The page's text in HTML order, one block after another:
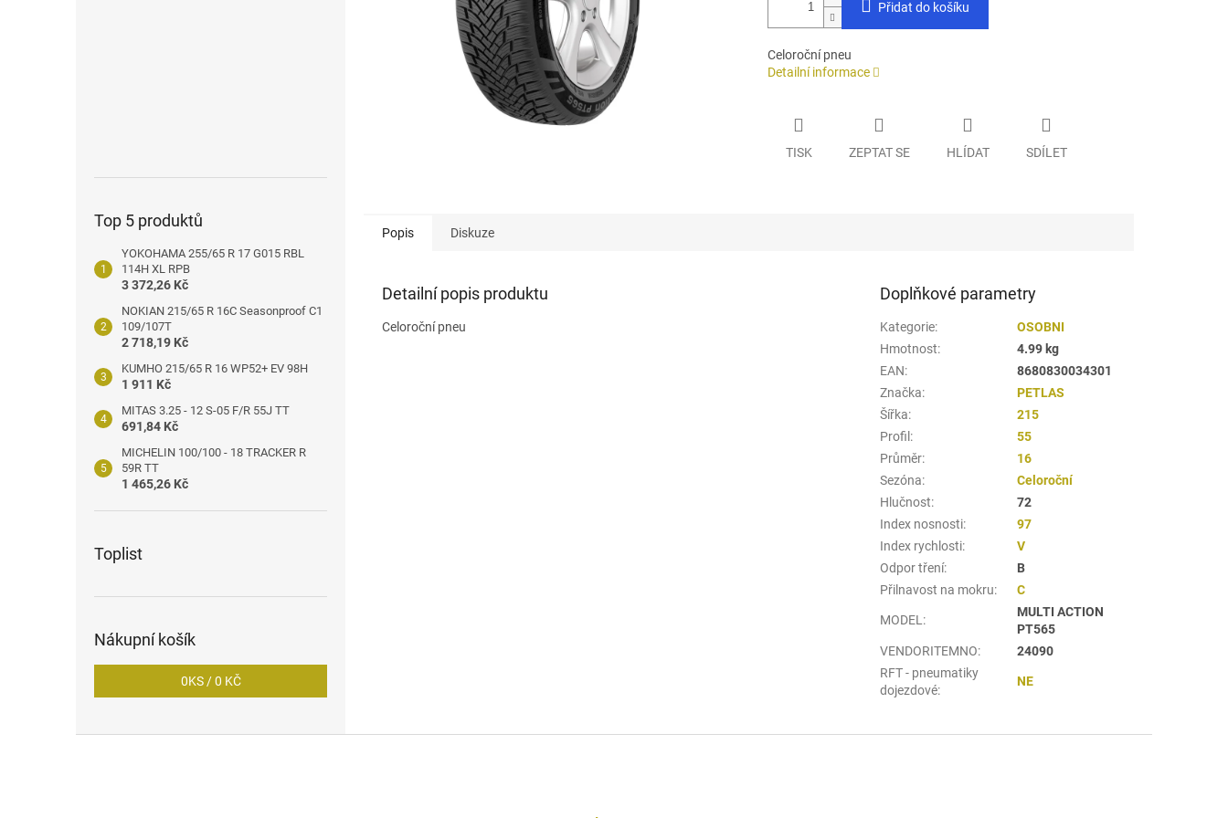
Top 5 produktů
YOKOHAMA 255/65 R 17 G015 RBL
114H XL RPB
3 372,26 Kč
NOKIAN 215/65 R 16C Seasonproof C1
109/107T
2 718,19 Kč
KUMHO 215/65 R 16 WP52+ EV 98H
1 911 Kč
MITAS 3.25 - 12 S-05 F/R 55J TT
691,84 Kč
MICHELIN 100/100 - 18 TRACKER R
59R TT
1 465,26 Kč
Toplist
Nákupní košík
0KS /0 KČ
Přidat do košíku
Celoroční pneu
Detailní informace
TISK ZEPTAT SE HLÍDAT SDÍLET
Popis Diskuze
Detailní popis produktu
Celoroční pneu
Doplňkové parametry
Kategorie:
OSOBNI
Hmotnost:
4.99 kg
EAN:
8680830034301
Značka:
PETLAS
Šířka:
215
Profil :
55
Průměr:
16
Sezóna:
Celoroční
Hlučnost:
72
Index nosnosti:
97
Index rychlosti:
V
Odpor tření:
B
Přilnavost na mokru: C
MODEL :
MULTI ACTION
PT565
VENDORITEMNO:
24090
RFT - pneumatiky
dojezdové:
NE